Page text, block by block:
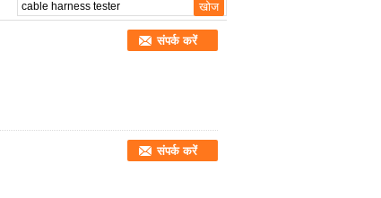
संपर्क करें
संपर्क करें